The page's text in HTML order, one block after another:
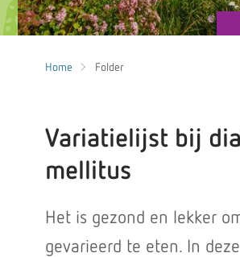
Home Folder
Variatielijst bij
mellitus
Het is gezond en lekker
gevarieerd te eten. In deze